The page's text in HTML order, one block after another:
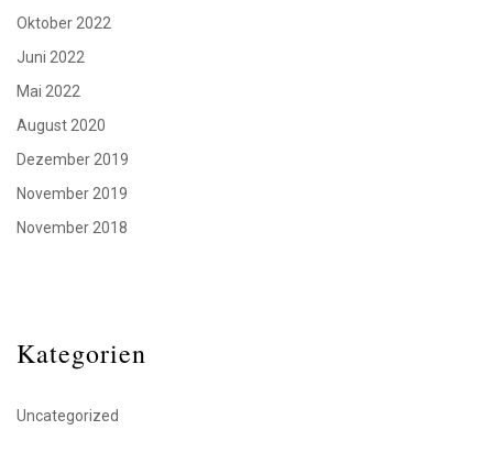
Oktober 2022
Juni 2022
Mai 2022
August 2020
Dezember 2019
November 2019
November 2018
Kategorien
Uncategorized